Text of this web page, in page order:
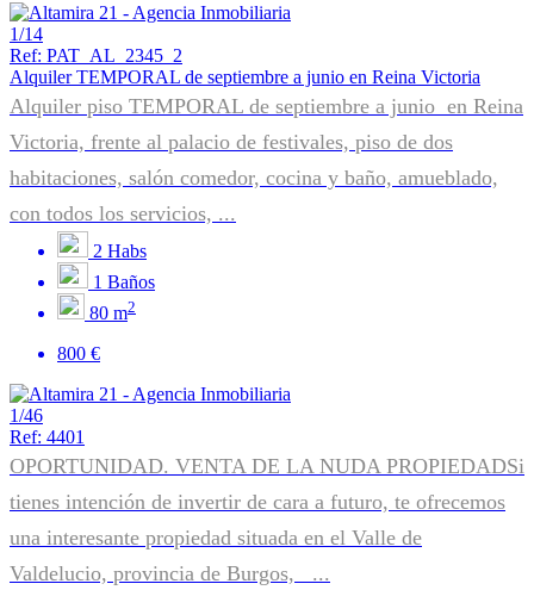
1/14
Ref: PAT_AL_2345_2
Alquiler TEMPORAL de septiembre a junio en Reina Victoria
Alquiler piso TEMPORAL de septiembre a junio en Reina
Victoria, frente al palacio de festivales, piso de dos
habitaciones, salón comedor, cocina y baño, amueblado,
con todos los servicios, ...
2 Habs
1 Baños
80 m2
800 €
1/46
Ref: 4401
OPORTUNIDAD. VENTA DE LA NUDA PROPIEDADSi
tienes intención de invertir de cara a futuro, te ofrecemos
una interesante propiedad situada en el Valle de
Valdelucio, provincia de Burgos, ...